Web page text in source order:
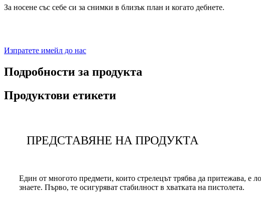
За носене със себе си за снимки в близък план и когато дебнете.
Изпратете имейл до нас
Подробности за продукта
Продуктови етикети
ПРЕДСТАВЯНЕ НА ПРОДУКТА
Един от многото предмети, които стрелецът трябва да притежава, е
знаете. Първо, те осигуряват стабилност в хватката на пистолета.